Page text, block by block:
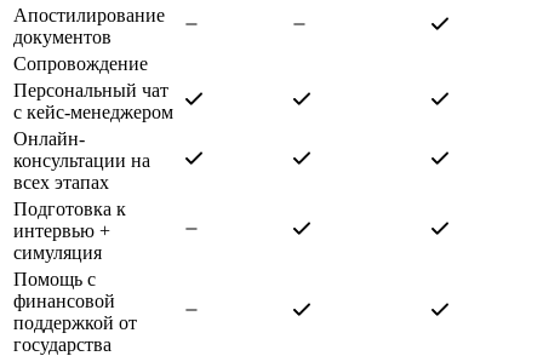
Апостилирование
документов
Сопровождение
Персональный чат
с кейс-менеджером
Онлайн-
консультации на
всех этапах
Подготовка к
интервью +
симуляция
Помощь с
финансовой
поддержкой от
государства